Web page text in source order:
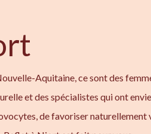
Aquitaine, ce sont des
et des spécialistes qui ont
de favoriser